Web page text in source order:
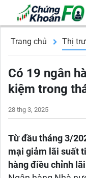
Trang chủ Thị
Có 19 ngân
kiệm trong
28 thg 3, 2025
Từ đầu tháng 3/
mại giảm lãi suất
hàng điều chỉnh